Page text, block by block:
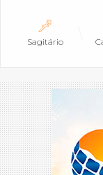
Sagitário